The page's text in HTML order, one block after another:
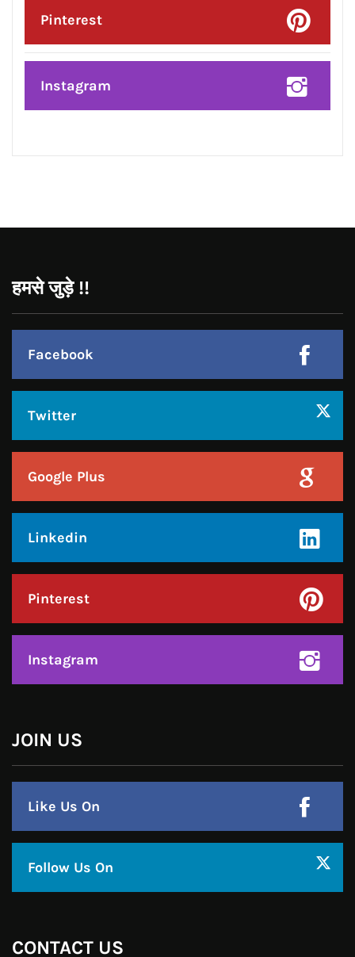
Posted On:8 Aug 2026
प्रदेश उपाध्यक्ष बनने पर राकेश राठौर का
केंद्रीय विधानसभा क्षेत्र के भाजपा
पदाधिकारियों ने किया भव्य सम्मान*
Linkedin
Pinterest
Instagram
हमसे जुड़े !!
Facebook